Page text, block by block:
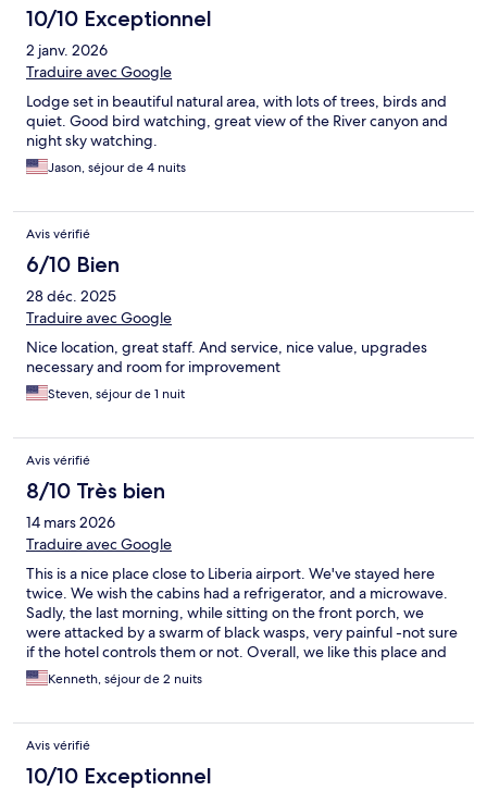
10/10 Exceptionnel
2 janv. 2026
Traduire avec Google
Lodge set in beautiful natural area, with lots of trees, birds and
quiet. Good bird watching, great view of the River canyon and
night sky watching.
Jason, séjour de 4 nuits
Avis vérifié
6/10 Bien
28 déc. 2025
Traduire avec Google
Nice location, great staff. And service, nice value, upgrades
necessary and room for improvement
Steven, séjour de 1 nuit
Avis vérifié
8/10 Très bien
14 mars 2026
Traduire avec Google
This is a nice place close to Liberia airport. We've stayed here
twice. We wish the cabins had a refrigerator, and a microwave.
Sadly, the last morning, while sitting on the front porch, we
were attacked by a swarm of black wasps, very painful -not sure
if the hotel controls them or not. Overall, we like this place and
may stay again next year.
Kenneth, séjour de 2 nuits
Avis vérifié
10/10 Exceptionnel